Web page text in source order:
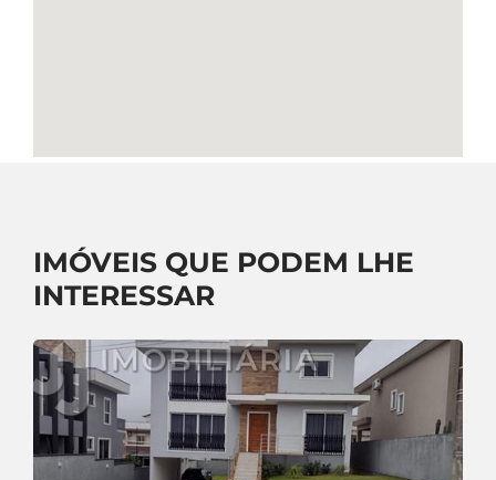
IMÓVEIS QUE PODEM LHE
INTERESSAR